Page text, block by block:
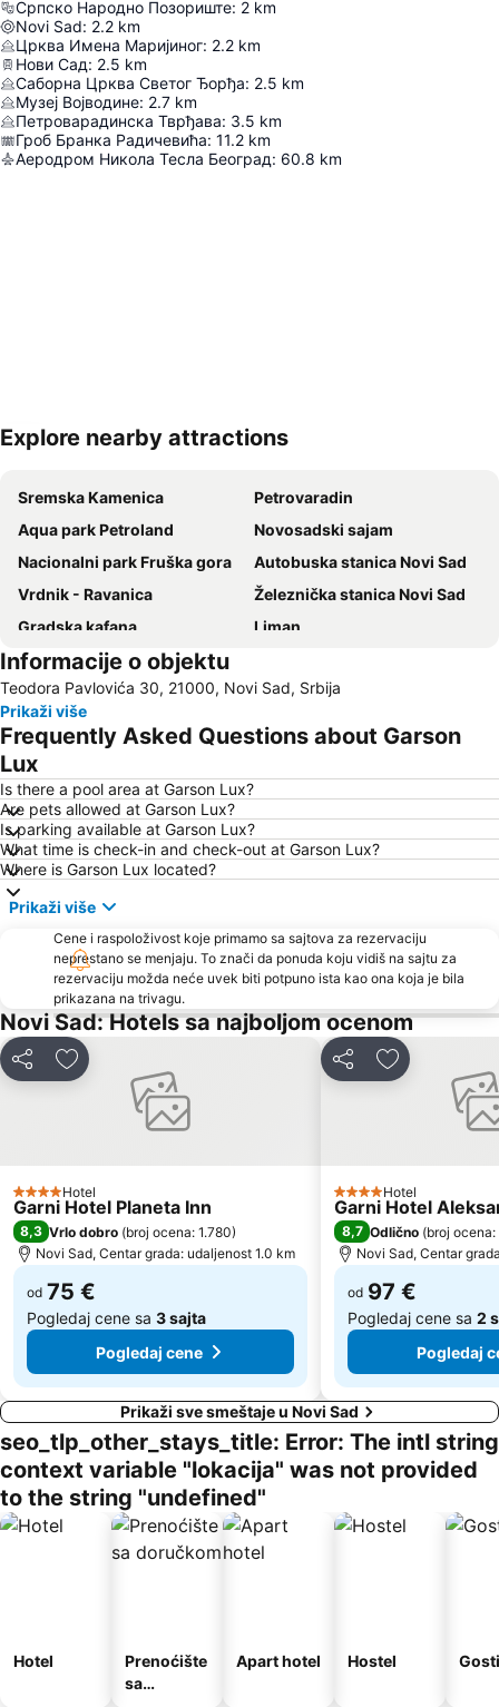
Српско Народно Позориште: 2 km
Novi Sad: 2.2 km
Црква Имена Маријиног: 2.2 km
Нови Сад: 2.5 km
Саборна Црква Светог Ђорђа: 2.5 km
Музеј Војводине: 2.7 km
Петроварадинска Тврђава: 3.5 km
Гроб Бранка Радичевића: 11.2 km
Аеродром Никола Тесла Београд: 60.8 km
Explore nearby attractions
Sremska Kamenica
Petrovaradin
Aqua park Petroland
Novosadski sajam
Nacionalni park Fruška gora
Autobuska stanica Novi Sad
Vrdnik - Ravanica
Železnička stanica Novi Sad
Gradska kafana
Liman
Stari grad
Park prirode Jegrička
Vrdnička kula
Podbara
Štrand
Sportsko Poslovni Centar Vojvodina - Spens
Merkator Centar Novi Sad
Dunavska ulica
EXIT Festival
Srpsko narodno pozorište
Salajka
Rumski vašar
City Relax
Petrovaradinska tvrđava
Gitarijada Beška
Dvorac Dunđerski
Informacije o objektu
Teodora Pavlovića 30, 21000, Novi Sad, Srbija
Prikaži više
Frequently Asked Questions about Garson
Lux
Is there a pool area at Garson Lux?
Are pets allowed at Garson Lux?
Is parking available at Garson Lux?
What time is check-in and check-out at Garson Lux?
Where is Garson Lux located?
Prikaži više
Cene i raspoloživost koje primamo sa sajtova za rezervaciju
neprestano se menjaju. To znači da ponuda koju vidiš na sajtu za
rezervaciju možda neće uvek biti potpuno ista kao ona koja je bila
prikazana na trivagu.
Novi Sad: Hotels sa najboljom ocenom
Deli Dodati u favorite
4 Zvezdice
Hotel
Garni Hotel Planeta Inn
8,3 Vrlo dobro (broj ocena: 1.780)
Novi Sad, Centar grada: udaljenost 1.0 km
od 75 €
Pogledaj cene sa 3 sajta
Pogledaj cene
Deli Dodati u
4 Zvezdice
Hotel
Garni Hotel
8,7 Odlično (broj ocena:
Novi Sad, Centar
od 97 €
Pogledaj cene sa 2
Pogledaj
Prikaži sve smeštaje u Novi Sad
seo_tlp_other_stays_title: Error: The intl string
context variable "lokacija" was not provided
to the string "undefined"
Hotel
Prenoćište
sa
Apart hotel Hostel